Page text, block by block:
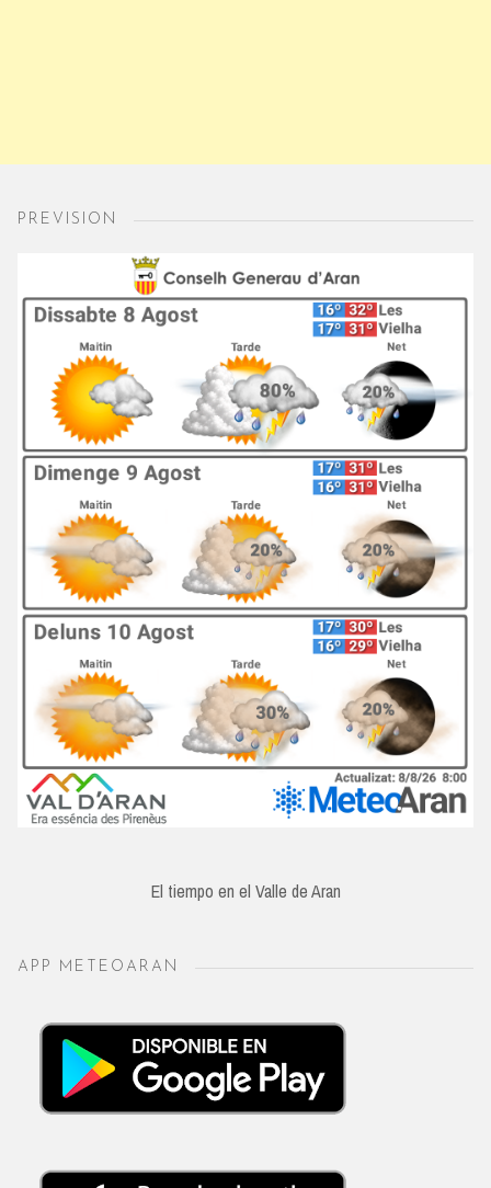
PREVISION
El tiempo en el Valle de Aran
APP METEOARAN